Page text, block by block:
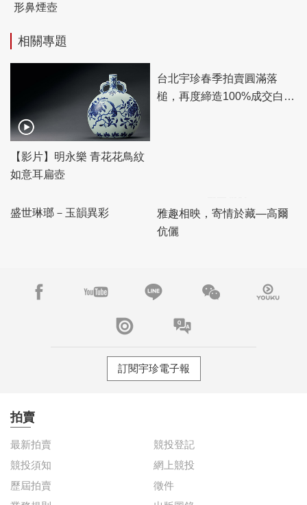
形鼻煙壺
相關專題
【影片】明永樂 青花花鳥紋
如意耳扁壺
盛世琳瑯－玉韻異彩
雅趣相映，寄情於藏—高爾
伉儷
訂閱宇珍電子報